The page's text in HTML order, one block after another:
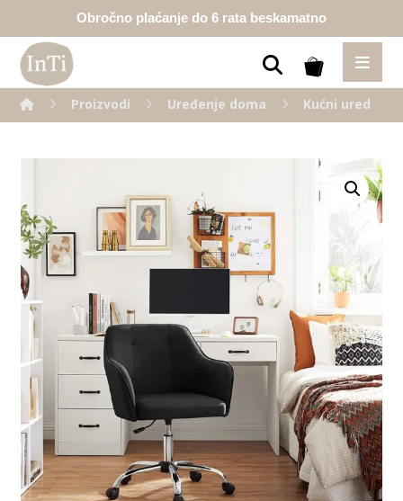
Obročno plaćanje do 6 rata beskamatno
Proizvodi Uređenje doma Kućni ured